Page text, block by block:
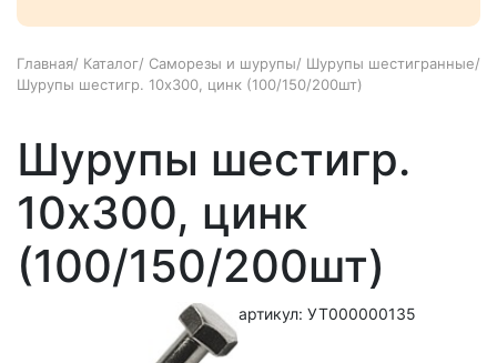
Главная/ Каталог/ Саморезы и шурупы/ Шурупы шестигранные/
Шурупы шестигр. 10х300, цинк (100/150/200шт)
Шурупы шестигр.
10х300, цинк
(100/150/200шт)
артикул: УТ000000135